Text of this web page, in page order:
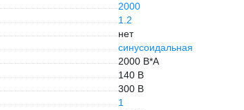
2000
1.2
нет
синусоидальная
2000 В*А
140 В
300 В
1